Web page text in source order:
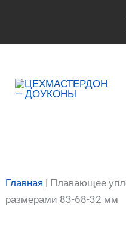
содержимому
Главная | Плавающее
размерами 83-68-32 мм
Плавающее
с